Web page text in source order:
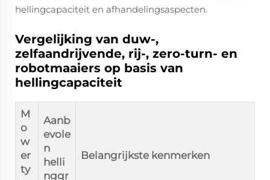
hellingcapaciteit en afhandelingsaspecten.
Vergelijking van duw-,
zelfaandrijvende, rij-, zero-turn- en
robotmaaiers op basis van
hellingcapaciteit
M
o
w
er
ty
Aanb
evole
n
helli
nggr
Belangrijkste kenmerken